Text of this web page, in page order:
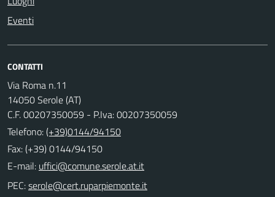
Eventi
CONTATTI
Via Roma n.11
14050 Serole (AT)
C.F. 00207350059 - P.Iva: 00207350059
Telefono:(+39)0144/94150
Fax: (+39) 0144/94150
E-mail:
PEC: